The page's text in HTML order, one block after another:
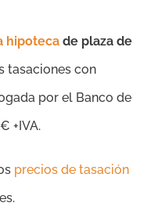
hipoteca de plaza de
tasaciones con
por el Banco de
+IVA.
precios de tasación